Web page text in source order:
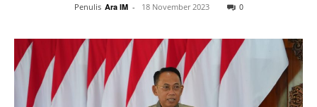
Penulis Ara IM - 18 November 2023 0